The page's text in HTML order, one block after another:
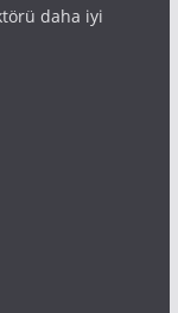
daha iyi